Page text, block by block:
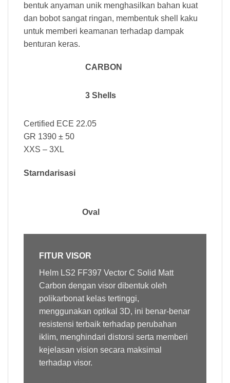
bentuk anyaman unik menghasilkan bahan kuat
dan bobot sangat ringan, membentuk shell kaku
untuk memberi keamanan terhadap dampak
benturan keras.
CARBON
3 Shells
Certified ECE 22.05
GR 1390 ± 50
XXS – 3XL
Starndarisasi
Oval
FITUR VISOR
Helm LS2 FF397 Vector C Solid Matt
Carbon dengan visor dibentuk oleh
polikarbonat kelas tertinggi,
menggunakan optikal 3D, ini benar-benar
resistensi terbaik terhadap perubahan
iklim, menghindari distorsi serta memberi
kejelasan vision secara maksimal
terhadap visor.